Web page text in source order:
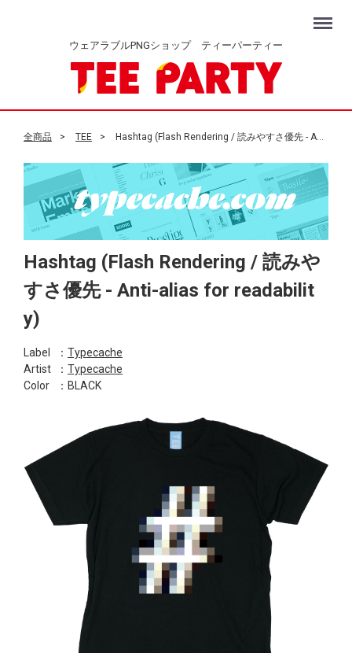
ウェアラブルPNGショップ ティーパーティー
Menu
全商品 TEE Hashtag (Flash Rendering / 読みやすさ優先 - Anti-alias for readability)
Hashtag (Flash Rendering / 読みや
すさ優先 - Anti-alias for readabilit
y)
Label ： Typecache
Artist
： Typecache
Color
：BLACK